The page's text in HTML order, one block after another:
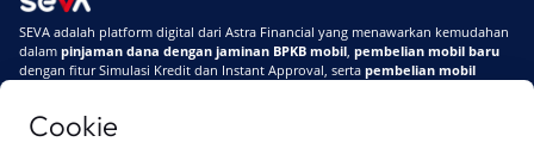
Cookie
Telat Bayar Pinjol 2 Hari, Apakah Langsung
Masuk BI Checking? Simak Peraturan
Terbarunya di 2026
SEVA adalah platform digital dari Astra Financial yang menawarkan kemudahan
dalam pinjaman dana dengan jaminan BPKB mobil, pembelian mobil baru
dengan fitur Simulasi Kredit dan Instant Approval, serta pembelian mobil
Di SEVA #UrusanMobilSegampangItu